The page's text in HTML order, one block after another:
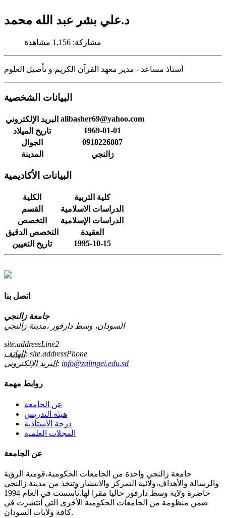
د.علي بشر عبد الله محمد
مشاركة: 1,156 مشاهدة
أستاذ مساعد - مدير معهد القرآن الكريم و تأصيل العلوم
البيانات الشخصية
البريد الإلكتروني alibasher69@yahoo.com
تاريخ الميلاد
1969-01-01
الجوال
0918226887
المدينة
زالنجي
البيانات الأكاديمية
الكلية
كلية التربية
القسم
الدراسات الاسلامية
التخصص
الدراسات الإسلامية
التخصص الدقيق
العقيدة
تاريخ التعيين
1995-10-15
اتصل بنا
جامعة زالنجي
السودان، وسط دارفور ،مدينة زالنجي
site.addressLine2
الهاتف: site.addressPhone
البريد الإلكتروني: info@zalingei.edu.sd
روابط مهمة
عن الجامعة
هيئة التدريس
درجة الأستاذية
المجلات العلمية
عن الجامعة
جامعة زالنجي واحدة من الجامعات الحكومية،قومية الرؤية
والرسالة والأهداف،ولائية التمركز والانتشار وتتخذ من مدينة زالنجي
حاضرة ولاية وسط دارفور حاليا مقرا لها.تأسست في العام 1994
ضمن منظومة من الجامعات الحكومية الأخرى التي انتشرت في
كافة ولايات السودان.